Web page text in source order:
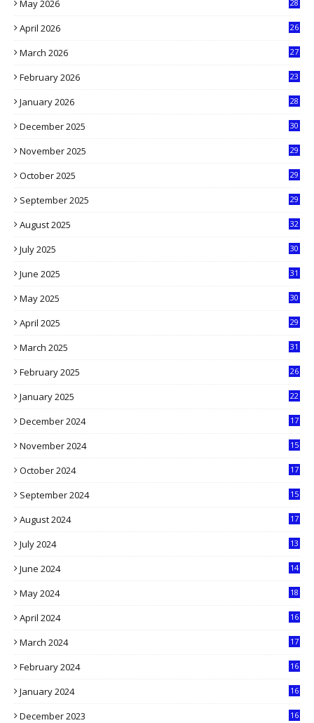
May 2026
28
April 2026
26
March 2026
27
February 2026
23
January 2026
28
December 2025
30
November 2025
29
October 2025
29
September 2025
29
August 2025
32
July 2025
30
June 2025
31
May 2025
30
April 2025
29
March 2025
31
February 2025
26
January 2025
22
December 2024
17
November 2024
15
October 2024
17
September 2024
15
August 2024
17
July 2024
13
June 2024
14
May 2024
18
April 2024
16
March 2024
17
February 2024
16
January 2024
16
December 2023
16